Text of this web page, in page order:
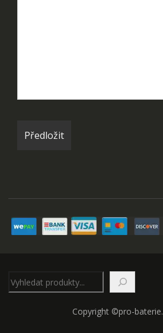
Copyright ©pro-